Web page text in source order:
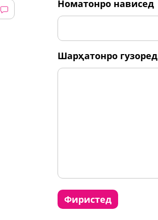
номатонро нависед
шарҳатонро гузоред
фиристед